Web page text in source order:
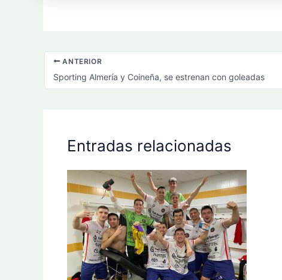
ANTERIOR
Sporting Almería y Coineña, se estrenan con goleadas
Entradas relacionadas